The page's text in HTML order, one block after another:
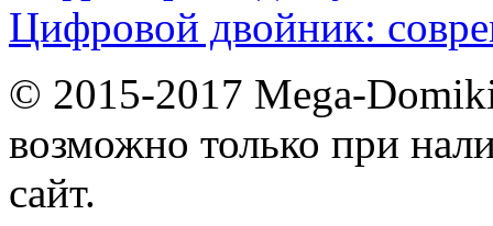
Цифровой двойник:
© 2015-2017 Mega-
возможно только при
сайт.